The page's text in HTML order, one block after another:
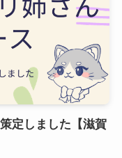
定しました【滋賀